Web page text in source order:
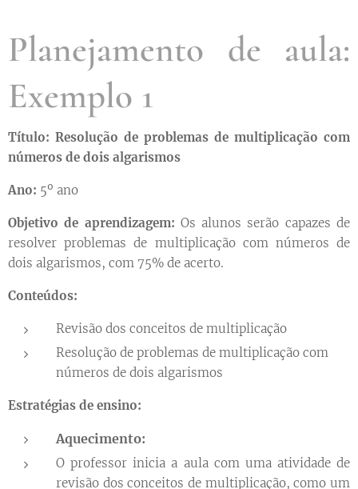
Planejamento de aula:
Exemplo 1
Título: Resolução de problemas de multiplicação com
números de dois algarismos
Ano: 5º ano
Objetivo de aprendizagem: Os alunos serão capazes de
resolver problemas de multiplicação com números de
dois algarismos, com 75% de acerto.
Conteúdos:
Revisão dos conceitos de multiplicação
Resolução de problemas de multiplicação com
números de dois algarismos
Estratégias de ensino:
Aquecimento:
O professor inicia a aula com uma atividade de
revisão dos conceitos de multiplicação, como um